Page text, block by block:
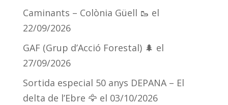
Caminants – Colònia Güell 🥾 el
22/09/2026
GAF (Grup d’Acció Forestal) 🌲 el
27/09/2026
Sortida especial 50 anys DEPANA – El
delta de l’Ebre 🦅 el 03/10/2026